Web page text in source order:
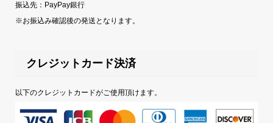
振込先：PayPay銀行
※お振込み確認後の発送となります。
クレジットカード決済
以下のクレジットカードがご使用頂けます。